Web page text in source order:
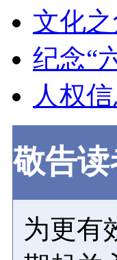
文化之
纪念“
人权
敬告读
为更有